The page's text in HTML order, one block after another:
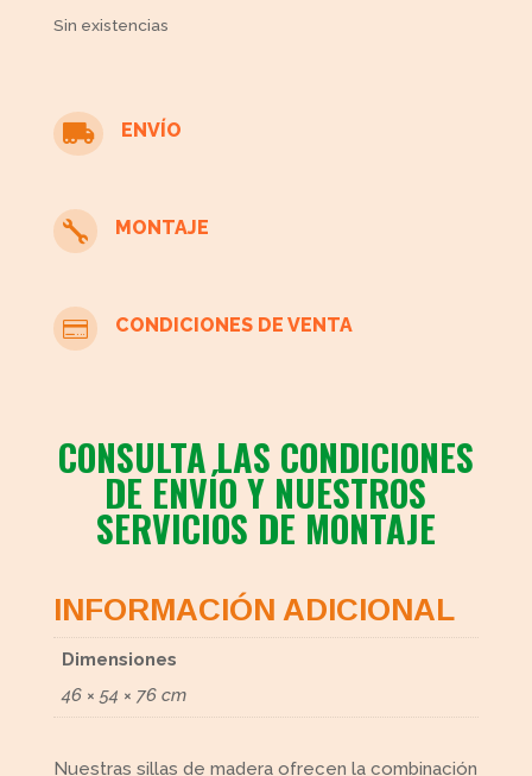
Sin existencias
 ENVÍO
 MONTAJE
 CONDICIONES DE VENTA
CONSULTA LAS CONDICIONES
DE ENVÍO Y NUESTROS
SERVICIOS DE MONTAJE
INFORMACIÓN ADICIONAL
Dimensiones
46 × 54 × 76 cm
Nuestras sillas de madera ofrecen la combinación